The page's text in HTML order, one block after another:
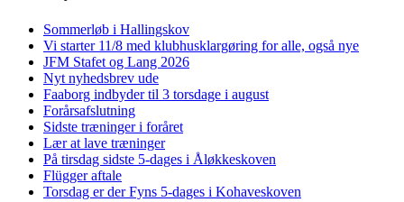
Sommerløb i Hallingskov
Vi starter 11/8 med klubhusklargøring for alle, også nye
JFM Stafet og Lang 2026
Nyt nyhedsbrev ude
Faaborg indbyder til 3 torsdage i august
Forårsafslutning
Sidste træninger i foråret
Lær at lave træninger
På tirsdag sidste 5-dages i Åløkkeskoven
Flügger aftale
Torsdag er der Fyns 5-dages i Kohaveskoven